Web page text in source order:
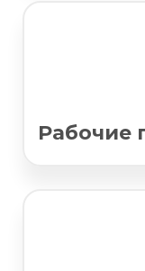
Рабочие